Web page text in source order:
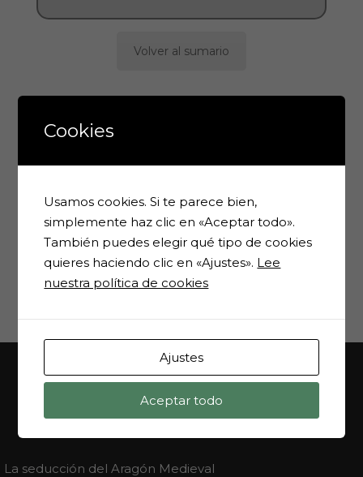
Volver al sumario
Nº 0 (mayo
1995)
Nº 2 (diciembre
1995)
Nº 3 (abril
1996)
Nº 4 (junio
MAPA WEB
La seducción del Aragón Medieval
Cookies
Usamos cookies. Si te parece bien,
simplemente haz clic en «Aceptar todo».
También puedes elegir qué tipo de cookies
quieres haciendo clic en «Ajustes». Lee
nuestra política de cookies
Ajustes
Aceptar todo